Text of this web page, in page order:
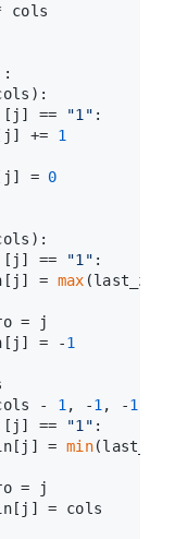
cols
== "1" :
+=
1
=
0
== "1" :
=
max
= j
= -
1
- 1 , -1 , -1
== "1" :
=
min
= j
= cols